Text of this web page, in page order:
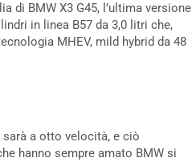
di BMW X3 G45, l’ultima versione
in linea B57 da 3,0 litri che,
MHEV, mild hybrid da 48
a otto velocità, e ciò
hanno sempre amato BMW si